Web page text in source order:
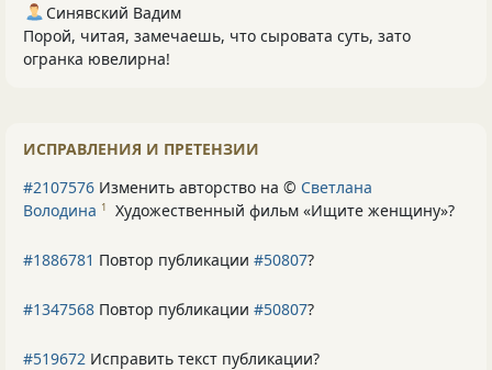
Синявский Вадим
Порой, читая, замечаешь, что сыровата суть, зато
огранка ювелирна!
ИСПРАВЛЕНИЯ И ПРЕТЕНЗИИ
#2107576 Изменить авторство на © Светлана
Володина 1 Художественный фильм «Ищите женщину»?
#1886781 Повтор публикации #50807?
#1347568 Повтор публикации #50807?
#519672 Исправить текст публикации?